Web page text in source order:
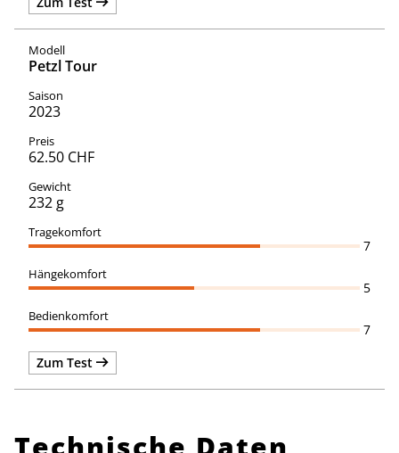
Petzl Tour
2023
62.50 CHF
232 g
7
5
7
Zum Test